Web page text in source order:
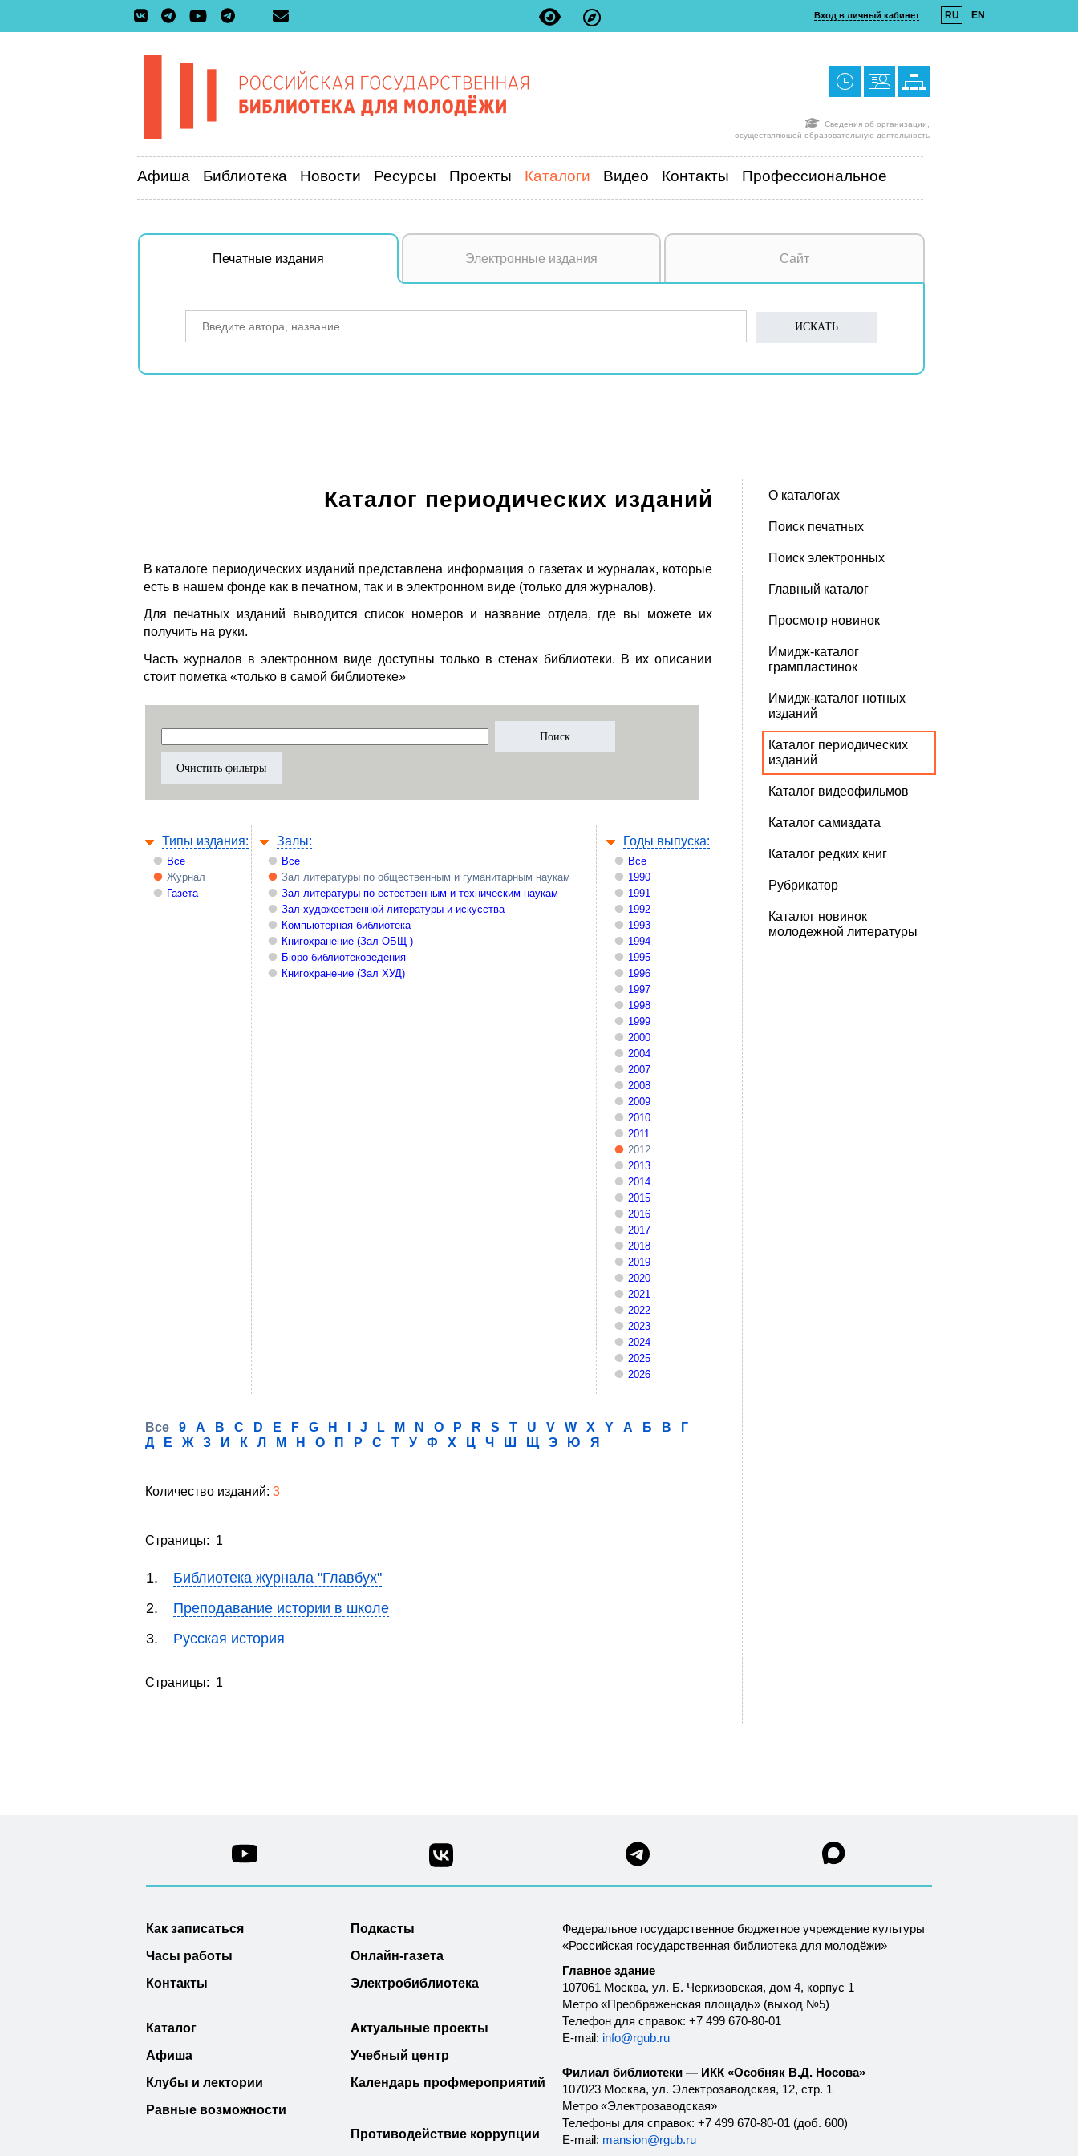
Вход в личный кабинет RU EN
Сведения об организации,
осуществляющей образовательную деятельность
Афиша Библиотека Новости Ресурсы Проекты Каталоги Видео Контакты Профессиональное
Печатные издания Электронные издания Сайт
Каталог периодических изданий
В каталоге периодических изданий представлена информация о газетах и журналах, которые
есть в нашем фонде как в печатном, так и в электронном виде (только для журналов).
Для печатных изданий выводится список номеров и название отдела, где вы можете их
получить на руки.
Часть журналов в электронном виде доступны только в стенах библиотеки. В их описании
стоит пометка «только в самой библиотеке»
Типы издания:
Все
Журнал
Газета
Залы:
Все
Зал литературы по общественным и гуманитарным наукам
Зал литературы по естественным и техническим наукам
Зал художественной литературы и искусства
Компьютерная библиотека
Книгохранение (Зал ОБЩ )
Бюро библиотековедения
Книгохранение (Зал ХУД)
Годы выпуска:
Все
1990
1991
1992
1993
1994
1995
1996
1997
1998
1999
2000
2004
2007
2008
2009
2010
2011
2012
2013
2014
2015
2016
2017
2018
2019
2020
2021
2022
2023
2024
2025
2026
Все 9 A B C D E F G H J L M N O P R S T U V W X Y А Б В
Г
Д
Е Ж З И К Л М Н О П Р С Т У Ф Х Ц Ч Ш Щ Э Ю Я
Количество изданий: 3
Страницы: 1
1.
Библиотека журнала "Главбух"
2.
Преподавание истории в школе
3.
Русская история
Страницы: 1
О каталогах
Поиск печатных
Поиск электронных
Главный каталог
Просмотр новинок
Имидж-каталог
грампластинок
Имидж-каталог нотных
изданий
Каталог периодических
изданий
Каталог видеофильмов
Каталог самиздата
Каталог редких книг
Рубрикатор
Каталог новинок
молодежной литературы
Как записаться
Часы работы
Контакты
Каталог
Афиша
Клубы и лектории
Равные возможности
Подкасты
Онлайн-газета
Электробиблиотека
Актуальные проекты
Учебный центр
Календарь профмероприятий
Противодействие коррупции
Федеральное государственное бюджетное учреждение культуры
«Российская государственная библиотека для молодёжи»
Главное здание
107061 Москва, ул. Б. Черкизовская, дом 4, корпус 1
Метро «Преображенская площадь» (выход №5)
Телефон для справок: +7 499 670-80-01
E-mail: info@rgub.ru
Филиал библиотеки — ИКК «Особняк В.Д. Носова»
107023 Москва, ул. Электрозаводская, 12, стр. 1
Метро «Электрозаводская»
Телефоны для справок: +7 499 670-80-01 (доб. 600)
E-mail: mansion@rgub.ru